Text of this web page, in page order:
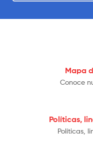
Mapa
Conoce
Políticas,
Políticas,